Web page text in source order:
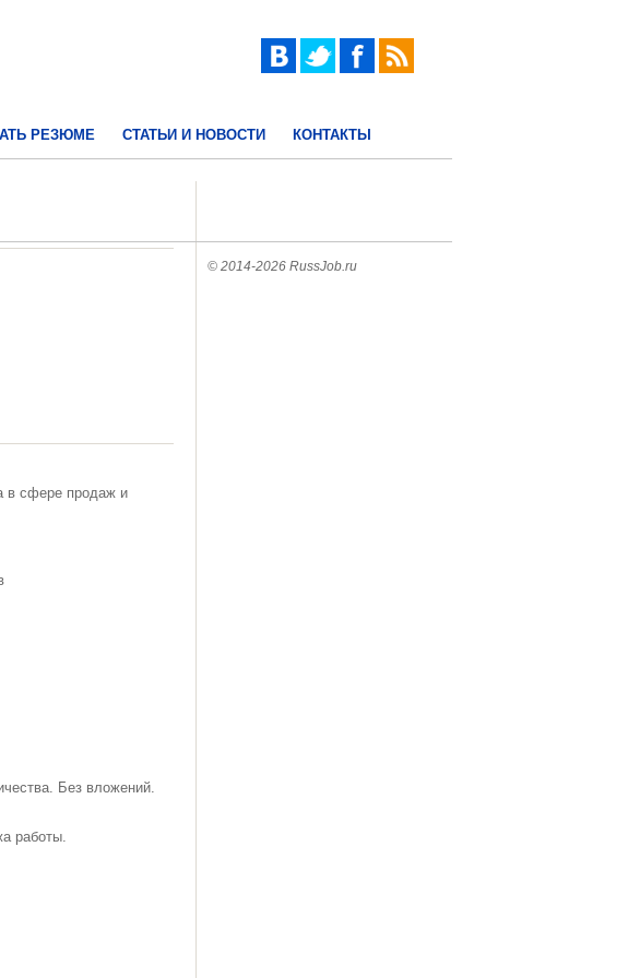
РЕЗЮМЕ СТАТЬИ И НОВОСТИ КОНТАКТЫ
в сфере продаж и
Без вложений.
работы.
© 2014-2026 RussJob.ru